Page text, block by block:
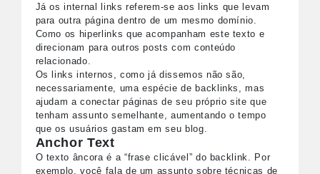
Já os internal links referem-se aos links que levam
para outra página dentro de um mesmo domínio.
Como os hiperlinks que acompanham este texto e
direcionam para outros posts com conteúdo
relacionado.
Os links internos, como já dissemos não são,
necessariamente, uma espécie de backlinks, mas
ajudam a conectar páginas de seu próprio site que
tenham assunto semelhante, aumentando o tempo
que os usuários gastam em seu blog.
Anchor Text
O texto âncora é a “frase clicável” do backlink. Por
exemplo, você fala de um assunto sobre técnicas de